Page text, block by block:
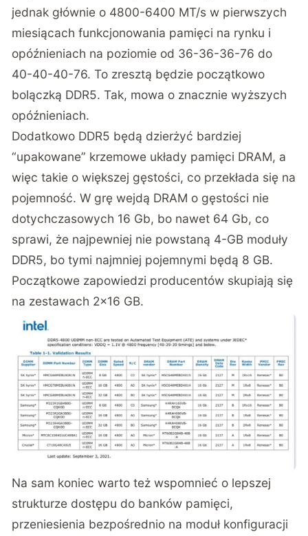
jednak głównie o 4800-6400 MT/s w pierwszych
miesiącach funkcjonowania pamięci na rynku i
opóźnieniach na poziomie od 36-36-36-76 do
40-40-40-76. To zresztą będzie początkowo
bolączką DDR5. Tak, mowa o znacznie wyższych
opóźnieniach.
Dodatkowo DDR5 będą dzierżyć bardziej
“upakowane” krzemowe układy pamięci DRAM, a
więc takie o większej gęstości, co przekłada się na
pojemność. W grę wejdą DRAM o gęstości nie
dotychczasowych 16 Gb, bo nawet 64 Gb, co
sprawi, że najpewniej nie powstaną 4-GB moduły
DDR5, bo tymi najmniej pojemnymi będą 8 GB.
Początkowe zapowiedzi producentów skupiają się
na zestawach 2×16 GB.
Na sam koniec warto też wspomnieć o lepszej
strukturze dostępu do banków pamięci,
przeniesienia bezpośrednio na moduł konfiguracji